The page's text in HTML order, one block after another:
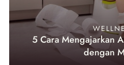
5 Cara Mengajarkan
dengan